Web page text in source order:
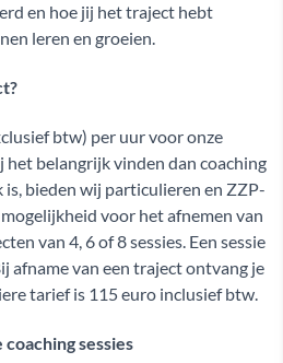
en hoe jij het traject hebt
leren en groeien.
btw) per uur voor onze
het belangrijk vinden dan coaching
bieden wij particulieren en ZZP-
voor het afnemen van
van 4, 6 of 8 sessies. Een sessie
afname van een traject ontvang je
tarief is 115 euro inclusief btw.
sessies